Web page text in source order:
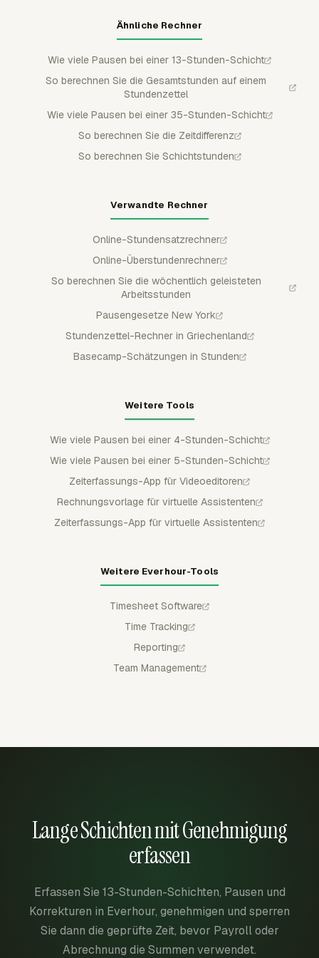
Ähnliche Rechner
Wie viele Pausen bei einer 13-Stunden-Schicht
So berechnen Sie die Gesamtstunden auf einem
Stundenzettel
Wie viele Pausen bei einer 35-Stunden-Schicht
So berechnen Sie die Zeitdifferenz
So berechnen Sie Schichtstunden
Verwandte Rechner
Online-Stundensatzrechner
Online-Überstundenrechner
So berechnen Sie die wöchentlich geleisteten
Arbeitsstunden
Pausengesetze New York
Stundenzettel-Rechner in Griechenland
Basecamp-Schätzungen in Stunden
Weitere Tools
Wie viele Pausen bei einer 4-Stunden-Schicht
Wie viele Pausen bei einer 5-Stunden-Schicht
Zeiterfassungs-App für Videoeditoren
Rechnungsvorlage für virtuelle Assistenten
Zeiterfassungs-App für virtuelle Assistenten
Weitere Everhour-Tools
Timesheet Software
Time Tracking
Reporting
Team Management
Lange Schichten mit Genehmigung
erfassen
Erfassen Sie 13-Stunden-Schichten, Pausen und
Korrekturen in Everhour, genehmigen und sperren
Sie dann die geprüfte Zeit, bevor Payroll oder
Abrechnung die Summen verwendet.